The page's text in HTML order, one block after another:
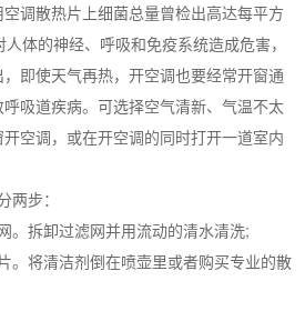
调散热片上细菌总量曾检出高达每平方
体的神经、呼吸和免疫系统造成危害，
即使天气再热，开空调也要经常开窗通
吸道疾病。可选择空气清新、气温不太
空调，或在开空调的同时打开一道室内
步：
拆卸过滤网并用流动的清水清洗;
将清洁剂倒在喷壶里或者购买专业的散